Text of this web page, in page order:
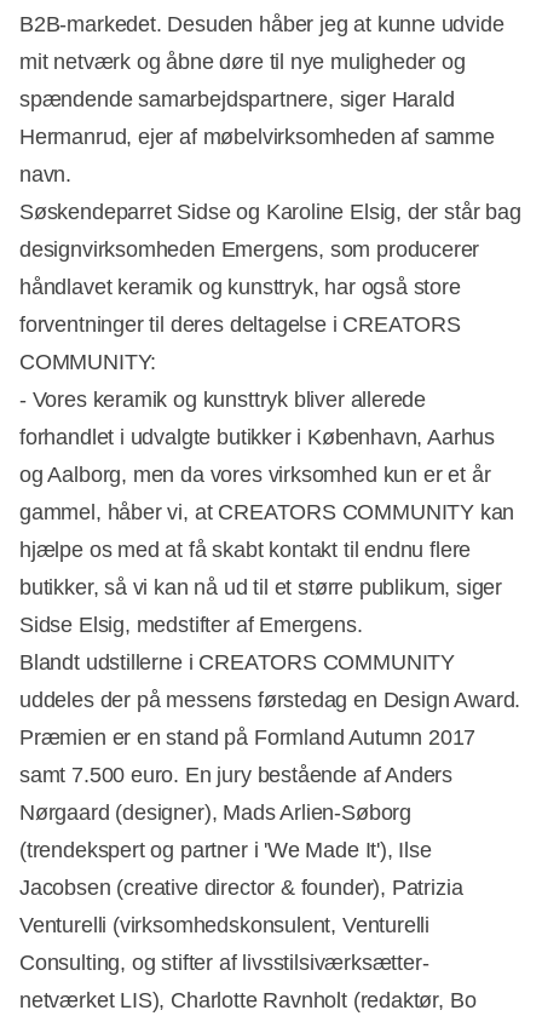
B2B-markedet. Desuden håber jeg at kunne udvide
mit netværk og åbne døre til nye muligheder og
spændende samarbejdspartnere, siger Harald
Hermanrud, ejer af møbelvirksomheden af samme
navn.
Søskendeparret Sidse og Karoline Elsig, der står bag
designvirksomheden Emergens, som producerer
håndlavet keramik og kunsttryk, har også store
forventninger til deres deltagelse i CREATORS
COMMUNITY:
- Vores keramik og kunsttryk bliver allerede
forhandlet i udvalgte butikker i København, Aarhus
og Aalborg, men da vores virksomhed kun er et år
gammel, håber vi, at CREATORS COMMUNITY kan
hjælpe os med at få skabt kontakt til endnu flere
butikker, så vi kan nå ud til et større publikum, siger
Sidse Elsig, medstifter af Emergens.
Blandt udstillerne i CREATORS COMMUNITY
uddeles der på messens førstedag en Design Award.
Præmien er en stand på Formland Autumn 2017
samt 7.500 euro. En jury bestående af Anders
Nørgaard (designer), Mads Arlien-Søborg
(trendekspert og partner i 'We Made It'), Ilse
Jacobsen (creative director & founder), Patrizia
Venturelli (virksomhedskonsulent, Venturelli
Consulting, og stifter af livsstilsiværksætter-
netværket LIS), Charlotte Ravnholt (redaktør, Bo